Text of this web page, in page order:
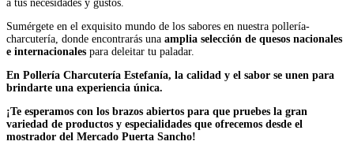
a tus necesidades y gustos.
Sumérgete en el exquisito mundo de los sabores en nuestra pollería-
charcutería, donde encontrarás una amplia selección de quesos nacionales
e internacionales para deleitar tu paladar.
En Pollería Charcutería Estefanía, la calidad y el sabor se unen para
brindarte una experiencia única.
¡Te esperamos con los brazos abiertos para que pruebes la gran
variedad de productos y especialidades que ofrecemos desde el
mostrador del Mercado Puerta Sancho!